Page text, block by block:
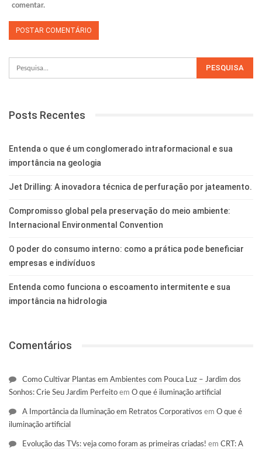
comentar.
Posts Recentes
Entenda o que é um conglomerado intraformacional e sua
importância na geologia
Jet Drilling: A inovadora técnica de perfuração por jateamento.
Compromisso global pela preservação do meio ambiente:
Internacional Environmental Convention
O poder do consumo interno: como a prática pode beneficiar
empresas e indivíduos
Entenda como funciona o escoamento intermitente e sua
importância na hidrologia
Comentários
Como Cultivar Plantas em Ambientes com Pouca Luz – Jardim dos
Sonhos: Crie Seu Jardim Perfeito em O que é iluminação artificial
A Importância da Iluminação em Retratos Corporativos em O que é
iluminação artificial
Evolução das TVs: veja como foram as primeiras criadas! em CRT: A